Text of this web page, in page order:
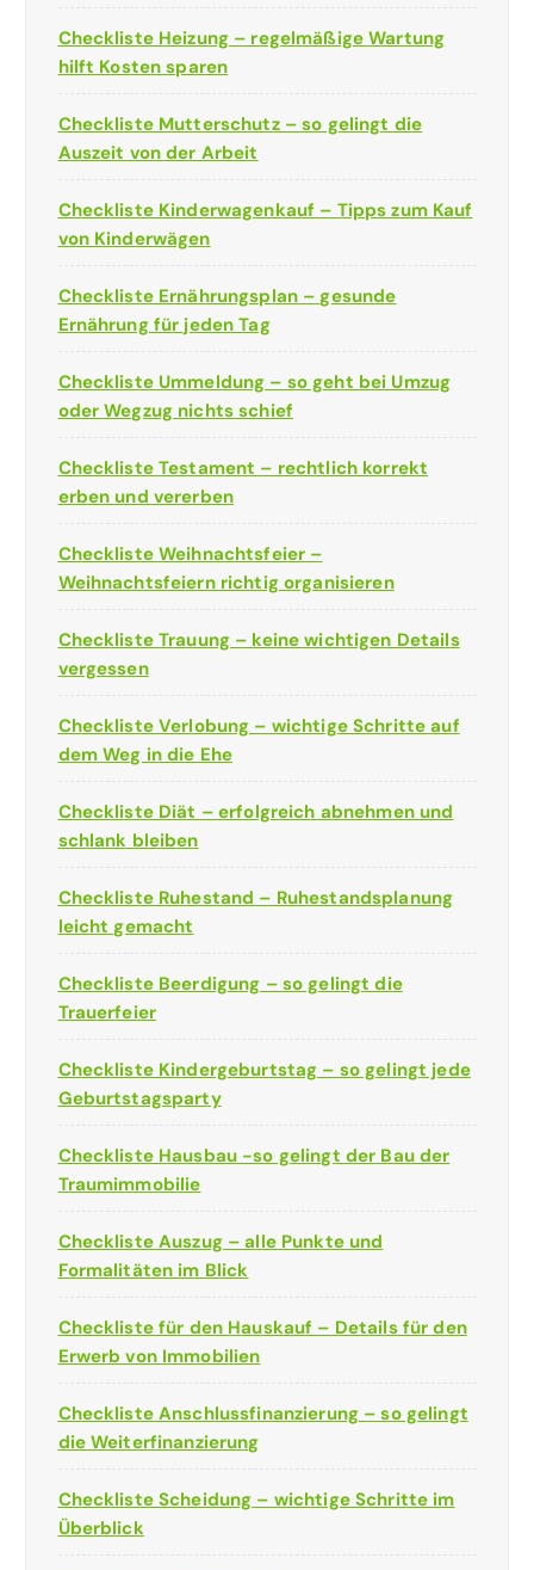
Checkliste Heizung – regelmäßige Wartung
hilft Kosten sparen
Checkliste Mutterschutz – so gelingt die
Auszeit von der Arbeit
Checkliste Kinderwagenkauf – Tipps zum Kauf
von Kinderwägen
Checkliste Ernährungsplan – gesunde
Ernährung für jeden Tag
Checkliste Ummeldung – so geht bei Umzug
oder Wegzug nichts schief
Checkliste Testament – rechtlich korrekt
erben und vererben
Checkliste Weihnachtsfeier –
Weihnachtsfeiern richtig organisieren
Checkliste Trauung – keine wichtigen Details
vergessen
Checkliste Verlobung – wichtige Schritte auf
dem Weg in die Ehe
Checkliste Diät – erfolgreich abnehmen und
schlank bleiben
Checkliste Ruhestand – Ruhestandsplanung
leicht gemacht
Checkliste Beerdigung – so gelingt die
Trauerfeier
Checkliste Kindergeburtstag – so gelingt jede
Geburtstagsparty
Checkliste Hausbau -so gelingt der Bau der
Traumimmobilie
Checkliste Auszug – alle Punkte und
Formalitäten im Blick
Checkliste für den Hauskauf – Details für den
Erwerb von Immobilien
Checkliste Anschlussfinanzierung – so gelingt
die Weiterfinanzierung
Checkliste Scheidung – wichtige Schritte im
Überblick